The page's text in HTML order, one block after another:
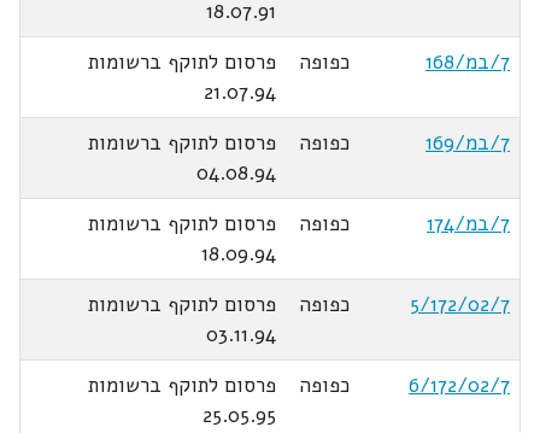
18.07.91
7/במ/168
כפופה
פרסום לתוקף ברשומות
21.07.94
7/במ/169
כפופה
פרסום לתוקף ברשומות
04.08.94
7/במ/174
כפופה
פרסום לתוקף ברשומות
18.09.94
5/172/02/7
כפופה
פרסום לתוקף ברשומות
03.11.94
6/172/02/7
כפופה
פרסום לתוקף ברשומות
25.05.95